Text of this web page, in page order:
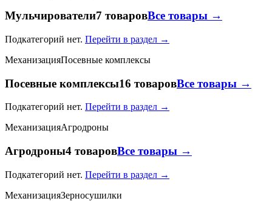
Мульчирователи7 товаровВсе товары →
Подкатегорий нет. Перейти в раздел →
МеханизацияПосевные комплексы
Посевные комплексы16 товаровВсе товары →
Подкатегорий нет. Перейти в раздел →
МеханизацияАгродроны
Агродроны4 товаровВсе товары →
Подкатегорий нет. Перейти в раздел →
МеханизацияЗерносушилки